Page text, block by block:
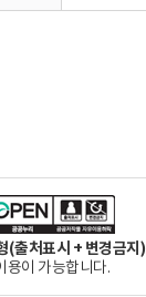
(출처표시 + 변경금지)
용이 가능합니다.